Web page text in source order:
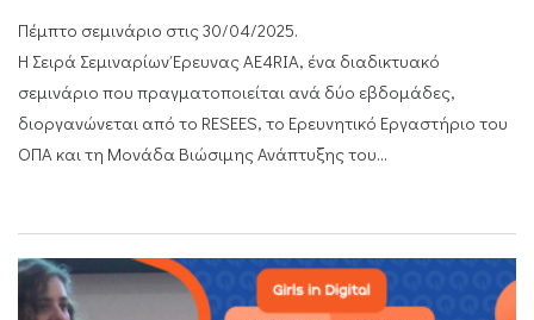
Πέμπτο σεμινάριο στις 30/04/2025.
Η Σειρά Σεμιναρίων Έρευνας AE4RIA, ένα διαδικτυακό
σεμινάριο που πραγματοποιείται ανά δύο εβδομάδες,
διοργανώνεται από το RESEES, το Ερευνητικό Εργαστήριο του
ΟΠΑ και τη Μονάδα Βιώσιμης Ανάπτυξης του...